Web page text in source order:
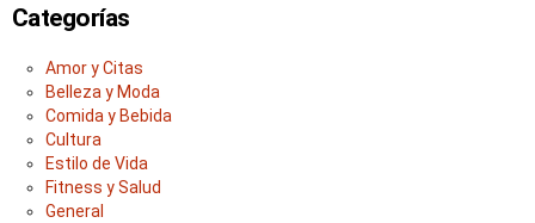
Categorías
Amor y Citas
Belleza y Moda
Comida y Bebida
Cultura
Estilo de Vida
Fitness y Salud
General